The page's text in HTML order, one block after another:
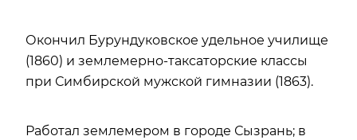
Окончил Бурундуковское удельное училище
(1860) и землемерно-таксаторские классы
при Симбирской мужской гимназии (1863).
Работал землемером в городе Сызрань; в